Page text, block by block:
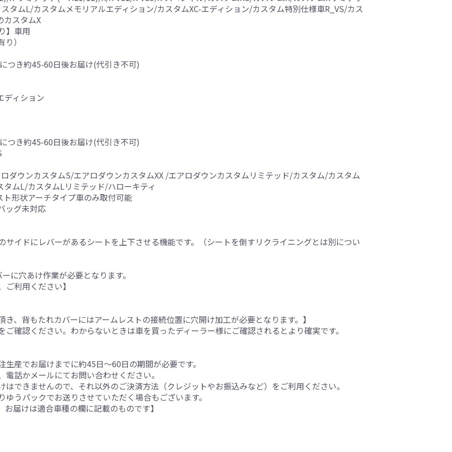
タムL/カスタムメモリアルエディション/カスタムXC-エディション/カスタム特別仕様車R_VS/カス
スタムX
】車用
）
き約45-60日後お届け(代引き不可)
ィション
き約45-60日後お届け(代引き不可)
ダウンカスタムS/エアロダウンカスタムXX /エアロダウンカスタムリミテッド/カスタム/カスタム
ムL/カスタムLリミテッド/ハローキティ
形状アーチタイプ車のみ取付可能
ッグ未対応
イドにレバーがあるシートを上下させる機能です。（シートを倒すリクライニングとは別につい
に穴あけ作業が必要となります。
利用ください】
、背もたれカバーにはアームレストの接続位置に穴開け加工が必要となります。】
確認ください。わからないときは車を買ったディーラー様にご確認されるとより確実です。
産でお届けまでに約45日～60日の期間が必要です。
話かメールにてお問い合わせください。
できませんので、それ以外のご決済方法（クレジットやお振込みなど）をご利用ください。
うパックでお送りさせていただく場合もございます。
届けは適合車種の欄に記載のものです】